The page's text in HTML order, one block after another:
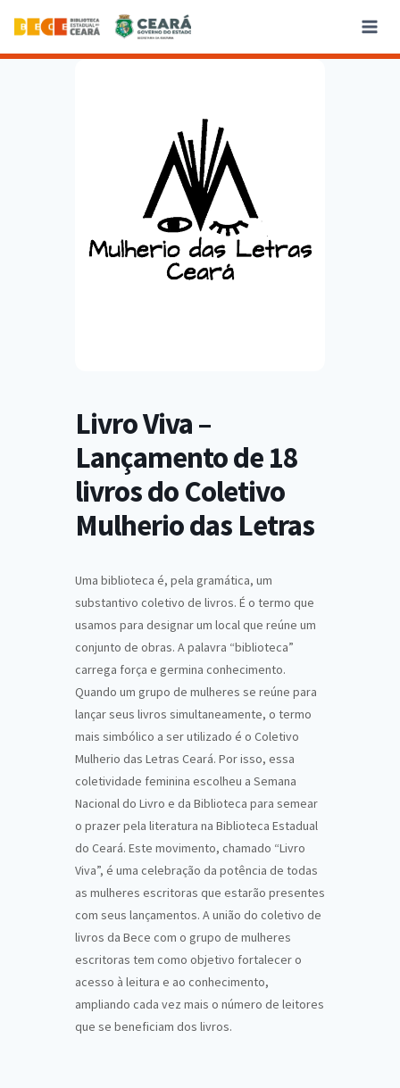
Livro Viva –
Lançamento de 18
livros do Coletivo
Mulherio das Letras
Uma biblioteca é, pela gramática, um
substantivo coletivo de livros. É o termo que
usamos para designar um local que reúne um
conjunto de obras. A palavra “biblioteca”
carrega força e germina conhecimento.
Quando um grupo de mulheres se reúne para
lançar seus livros simultaneamente, o termo
mais simbólico a ser utilizado é o Coletivo
Mulherio das Letras Ceará. Por isso, essa
coletividade feminina escolheu a Semana
Nacional do Livro e da Biblioteca para semear
o prazer pela literatura na Biblioteca Estadual
do Ceará. Este movimento, chamado “Livro
Viva”, é uma celebração da potência de todas
as mulheres escritoras que estarão presentes
com seus lançamentos. A união do coletivo de
livros da Bece com o grupo de mulheres
escritoras tem como objetivo fortalecer o
acesso à leitura e ao conhecimento,
ampliando cada vez mais o número de leitores
que se beneficiam dos livros.